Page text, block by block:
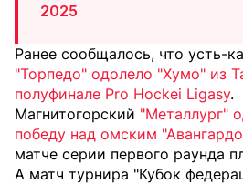
2025
Ранее сообщалось, что усть-
"Торпедо" одолело "Хумо" из
полуфинале Pro Hockei Ligasy.
Магнитогорский "Металлург"
победу над омским
матче серии первого раунда
А матч турнира "Кубок